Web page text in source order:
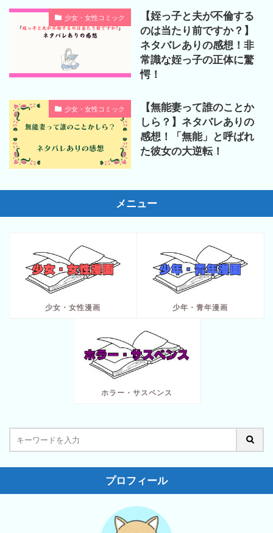
少女・女性コミック
【姪っ子と夫が不倫する
のは当たり前ですか？】
ネタバレありの感想！非
常識な姪っ子の正体に驚
愕！
少女・女性コミック
【無能妻って誰のことか
しら？】ネタバレありの
感想！「無能」と呼ばれ
た彼女の大逆転！
メニュー
少女・女性漫画 少年・青年漫画
ホラー・サスペンス
プロフィール